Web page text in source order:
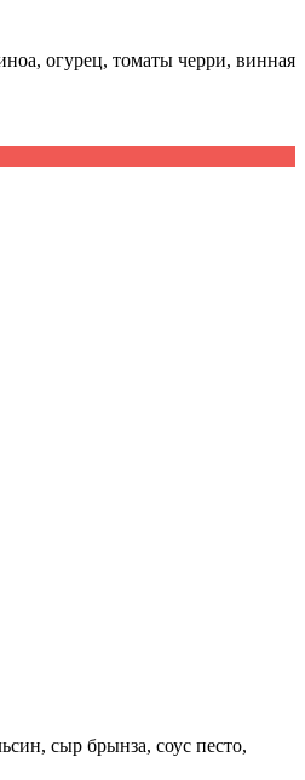
огурец, томаты черри, винная
сыр брынза, соус песто,